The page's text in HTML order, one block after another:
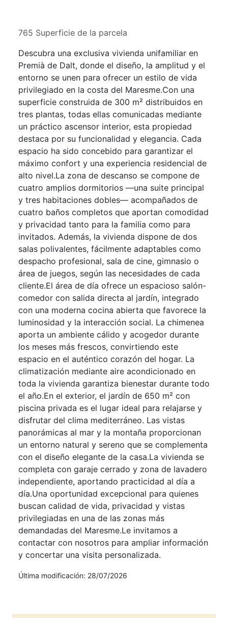
765 Superficie de la parcela
Descubra una exclusiva vivienda unifamiliar en
Premià de Dalt, donde el diseño, la amplitud y el
entorno se unen para ofrecer un estilo de vida
privilegiado en la costa del Maresme.Con una
superficie construida de 300 m² distribuidos en
tres plantas, todas ellas comunicadas mediante
un práctico ascensor interior, esta propiedad
destaca por su funcionalidad y elegancia. Cada
espacio ha sido concebido para garantizar el
máximo confort y una experiencia residencial de
alto nivel.La zona de descanso se compone de
cuatro amplios dormitorios —una suite principal
y tres habitaciones dobles— acompañados de
cuatro baños completos que aportan comodidad
y privacidad tanto para la familia como para
invitados. Además, la vivienda dispone de dos
salas polivalentes, fácilmente adaptables como
despacho profesional, sala de cine, gimnasio o
área de juegos, según las necesidades de cada
cliente.El área de día ofrece un espacioso salón-
comedor con salida directa al jardín, integrado
con una moderna cocina abierta que favorece la
luminosidad y la interacción social. La chimenea
aporta un ambiente cálido y acogedor durante
los meses más frescos, convirtiendo este
espacio en el auténtico corazón del hogar. La
climatización mediante aire acondicionado en
toda la vivienda garantiza bienestar durante todo
el año.En el exterior, el jardín de 650 m² con
piscina privada es el lugar ideal para relajarse y
disfrutar del clima mediterráneo. Las vistas
panorámicas al mar y la montaña proporcionan
un entorno natural y sereno que se complementa
con el diseño elegante de la casa.La vivienda se
completa con garaje cerrado y zona de lavadero
independiente, aportando practicidad al día a
día.Una oportunidad excepcional para quienes
buscan calidad de vida, privacidad y vistas
privilegiadas en una de las zonas más
demandadas del Maresme.Le invitamos a
contactar con nosotros para ampliar información
y concertar una visita personalizada.
Última modificación: 28/07/2026